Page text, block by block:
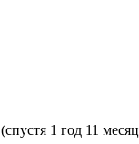
(спустя 1 год 11